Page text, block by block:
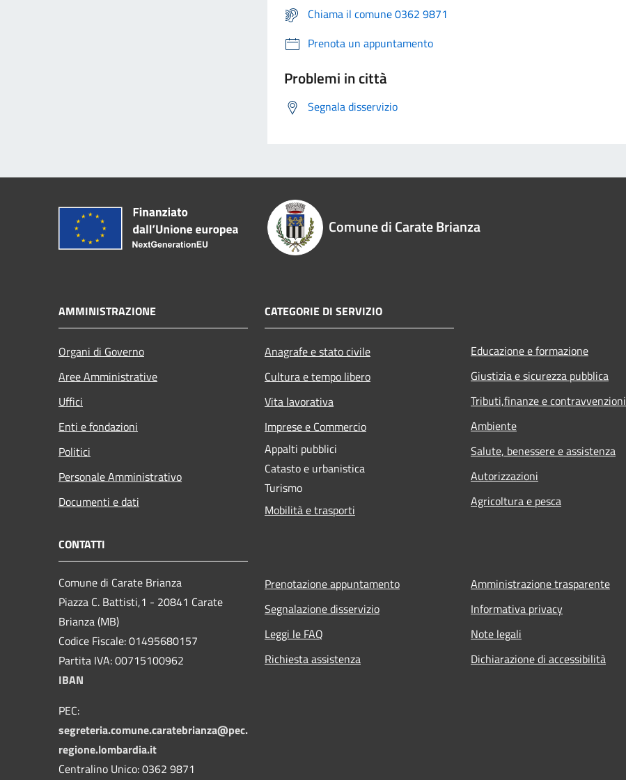
Chiama il comune 0362 9871
Prenota un appuntamento
Problemi in città
Segnala disservizio
Comune di Carate Brianza
AMMINISTRAZIONE
Organi di Governo
Aree Amministrative
Uffici
Enti e fondazioni
Politici
Personale Amministrativo
Documenti e dati
CATEGORIE DI SERVIZIO
Anagrafe e stato civile
Cultura e tempo libero
Vita lavorativa
Imprese e Commercio
Appalti pubblici
Catasto e urbanistica
Turismo
Mobilità e trasporti
Educazione e formazione
Giustizia e sicurezza pubblica
Tributi,finanze e contravvenzioni
Ambiente
Salute, benessere e assistenza
Autorizzazioni
Agricoltura e pesca
CONTATTI
Comune di Carate Brianza
Piazza C. Battisti,1 - 20841 Carate
Brianza (MB)
Codice Fiscale: 01495680157
Partita IVA: 00715100962
IBAN
PEC:
segreteria.comune.caratebrianza@pec.
regione.lombardia.it
Centralino Unico: 0362 9871
Prenotazione appuntamento
Segnalazione disservizio
Leggi le FAQ
Richiesta assistenza
Amministrazione trasparente
Informativa privacy
Note legali
Dichiarazione di accessibilità